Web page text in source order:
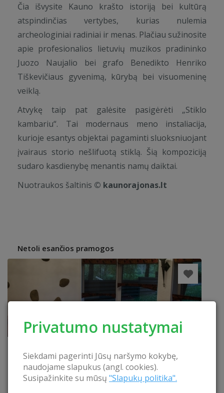
Privatumo nustatymai
Siekdami pagerinti Jūsų naršymo kokybę,
naudojame slapukus (angl. cookies).
Susipažinkite su mūsų "Slapukų politika".
Čia išvysite Kauno krašto istoriją bei kultūrą
atspindinčias vertybes, kurias nulemia
archeologiniai radiniai ir menas. Plačiau sužinosite
apie profesionalios lietuvių muzikos pradininko
Juozo Naujalio bei grafo Benedikto Henriko
Tiškevičiaus gyvenimą, kūrybą bei visuomeninę
veiklą.
Atvykę taip pat galėsite pasigėrėti „Stiklo
kambariu“. Tai modernaus meno instaliacija,
kurioje esantys objektai pagaminti sluoksniuojant
įvairaus storio nešlifuotą stiklą. Šią kompoziciją
sudaro kasdienybę menantis namų daiktai.
Nuotraukos šaltinis © kaunorajonas.lt
Netoli esančios pramogos